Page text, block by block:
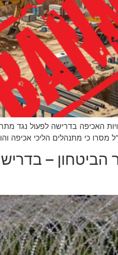
האכיפה בדרישה לפעול נגד
כי מתנהלים הליכי אכיפה
–